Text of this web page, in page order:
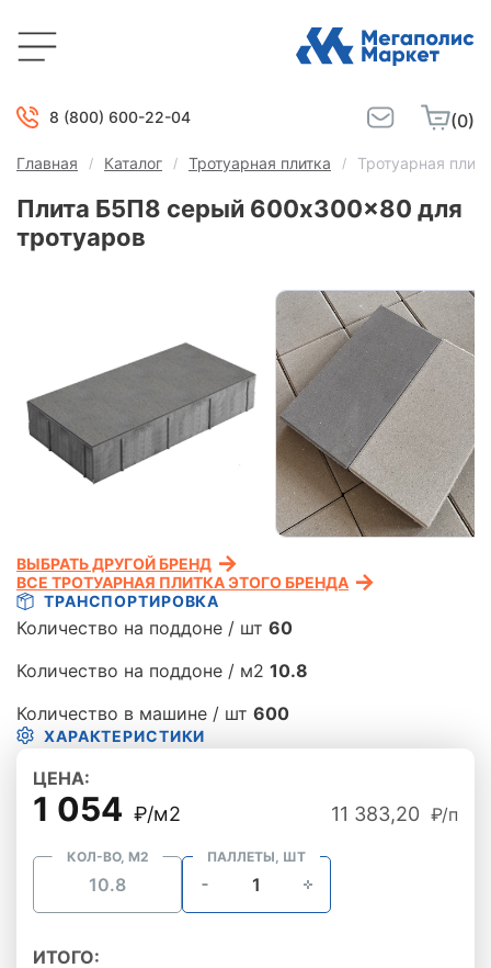
8 (800) 600-22-04 (0)
Главная Каталог Тротуарная плитка Тротуарная
Плита Б5П8 серый 600x300x80 для
тротуаров
ТРАНСПОРТИРОВКА
Количество на поддоне / шт 60
Количество на поддоне / м2 10.8
Количество в машине / шт 600
ХАРАКТЕРИСТИКИ
ВЫБРАТЬ ДРУГОЙ БРЕНД
ВСЕ ТРОТУАРНАЯ ПЛИТКА ЭТОГО БРЕНДА
ЦЕНА:
1 054 ₽/м2 11 383,20 ₽/п
КОЛ-ВО, М2 ПАЛЛЕТЫ, ШТ
ИТОГО: